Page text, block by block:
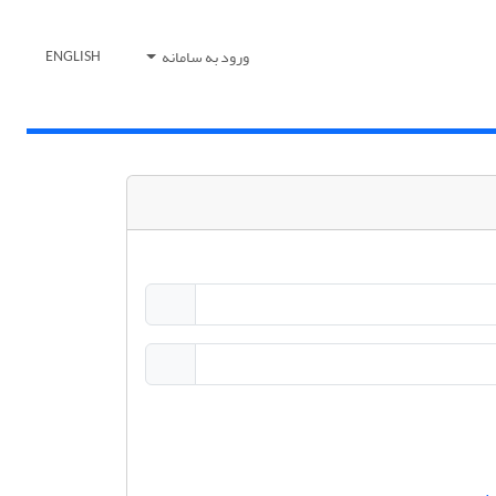
ورود به سامانه ENGLISH